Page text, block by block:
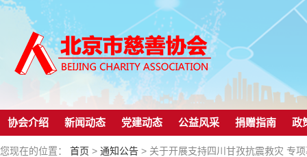
协会介绍 新闻动态 党建动态 公益风采 捐赠指南 政
您现在的位置： 首页 > 通知公告 > 关于开展支持四川甘孜抗震救灾 专